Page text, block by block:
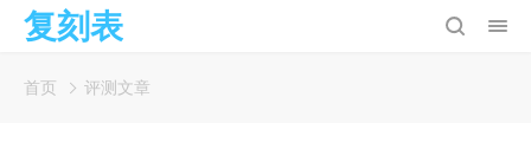
复刻表
首页 评测文章